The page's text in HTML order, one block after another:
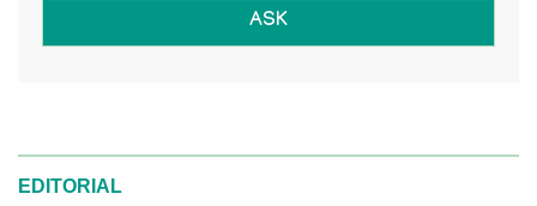
ASK
EDITORIAL